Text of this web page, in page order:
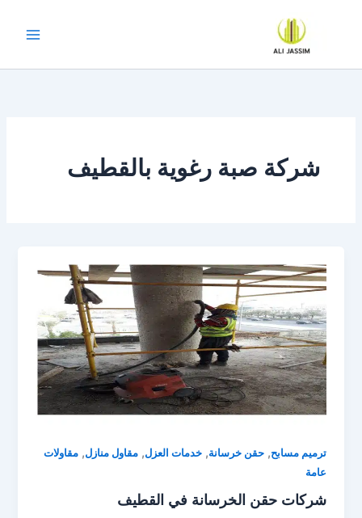
شركة صبة رغوية بالقطيف
ترميم مسابح,حقن خرسانة,خدمات العزل,مقاول منازل,مقاولات
عامة
شركات حقن الخرسانة في القطيف